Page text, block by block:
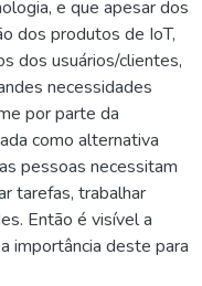
e que apesar dos
dos produtos de IoT,
dos usuários/clientes,
necessidades
por parte da
como alternativa
pessoas necessitam
tarefas, trabalhar
Então é visível a
importância deste para